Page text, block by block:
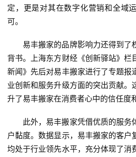
定，更是对其在数字化营销和全域
可。
易丰搬家的品牌影响力还得到了
背书。上海东方财经《创新驿站》栏
新闻》先后对易丰搬家进行了专题报
业创新和服务升级方面的突出贡献。
升了易丰搬家在消费者心中的信任度
此外，易丰搬家凭借优质的服务
户黏度。数据显示，易丰搬家的客户
均处于行业领先水平，充分体现了消